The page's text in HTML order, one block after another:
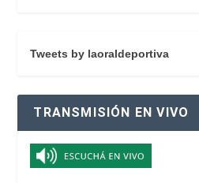
Tweets by laoraldeportiva
TRANSMISIÓN EN VIVO